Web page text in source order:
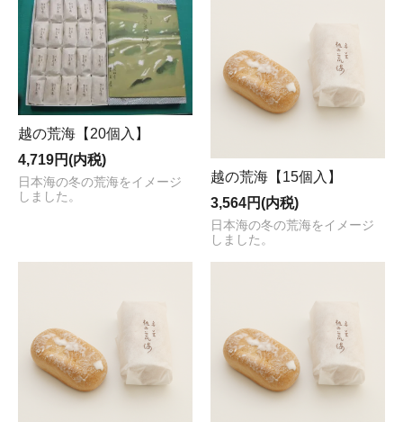
越の荒海【20個入】
4,719円(内税)
日本海の冬の荒海をイメージ
しました。
越の荒海【15個入】
3,564円(内税)
日本海の冬の荒海をイメージ
しました。